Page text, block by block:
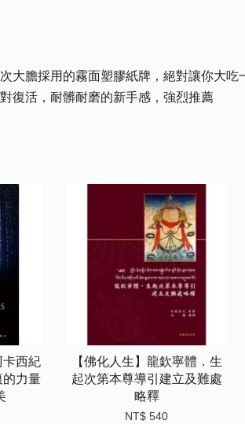
膽採用的霧面塑膠紙牌，絕對讓你大吃
復活，耐髒耐磨的新手感，強烈推薦
卡西紀
的力量
【佛化人生】龍欽寧體．生
起次第本尊導引建立及難處
略釋
NT$ 540